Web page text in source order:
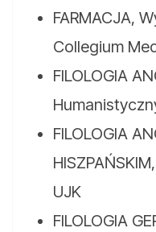
FARMACJA,
Collegium
FILOLOGIA
FILOLOGIA
UJK
FILOLOGIA